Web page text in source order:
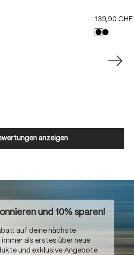
139,90 CHF
anzeigen
und 10% sparen!
auf deine nächste
immer als erstes über neue
und exklusive Angebote